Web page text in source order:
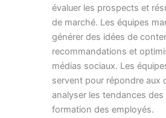
évaluer les prospects et
de marché. Les équipes
générer des idées de
recommandations et
médias sociaux. Les
servent pour répondre aux
analyser les tendances
formation des employés.